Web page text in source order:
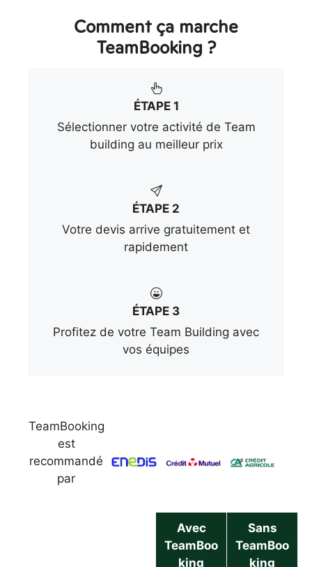
Comment ça marche
TeamBooking ?
ÉTAPE 1
Sélectionner votre activité de Team
building au meilleur prix
ÉTAPE 2
Votre devis arrive gratuitement et
rapidement
ÉTAPE 3
Profitez de votre Team Building avec
vos équipes
TeamBooking
est
recommandé
par
Avec
TeamBoo
king
Sans
TeamBoo
king